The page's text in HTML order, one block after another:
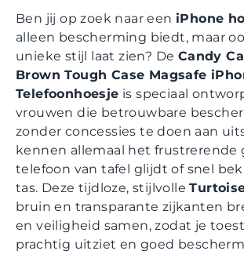
Ben jij op zoek naar een iPhone
alleen bescherming biedt, maar
unieke stijl laat zien? De Candy
Brown Tough Case Magsafe
Telefoonhoesje is speciaal
vrouwen die betrouwbare
zonder concessies te doen aan
kennen allemaal het frustrerende
telefoon van tafel glijdt of snel
tas. Deze tijdloze, stijlvolle
bruin en transparante zijkanten
en veiligheid samen, zodat je
prachtig uitziet en goed